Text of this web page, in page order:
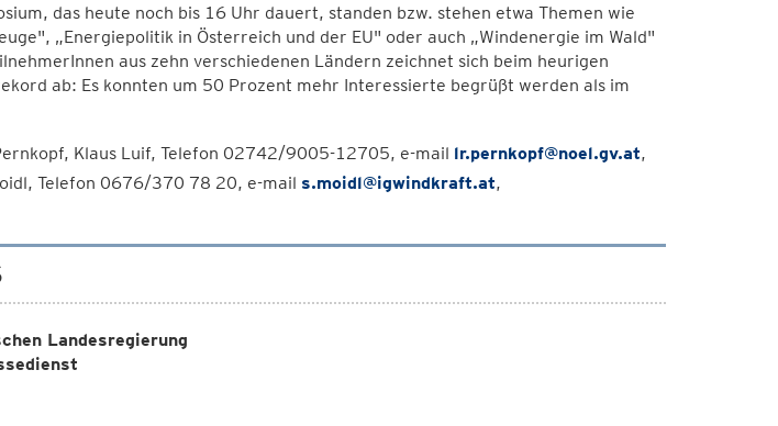
das heute noch bis 16 Uhr dauert, standen bzw. stehen etwa Themen wie
„Energiepolitik in Österreich und der EU" oder auch „Windenergie im Wald"
aus zehn verschiedenen Ländern zeichnet sich beim heurigen
ab: Es konnten um 50 Prozent mehr Interessierte begrüßt werden als im
Klaus Luif, Telefon 02742/9005-12705, e-mail lr.pernkopf@noel.gv.at,
Telefon 0676/370 78 20, e-mail s.moidl@igwindkraft.at,
Landesregierung